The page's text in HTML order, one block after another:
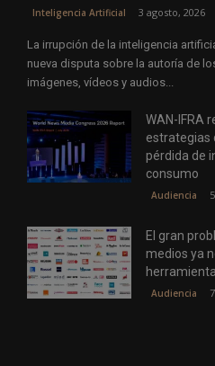
Inteligencia Artificial 3 agosto, 2026
La irrupción de la inteligencia
nueva disputa sobre la autoría de
imágenes, vídeos y audios...
WAN-IFRA
estrategias
pérdida de
consumo
Audiencia
El gran
medios ya
Audiencia